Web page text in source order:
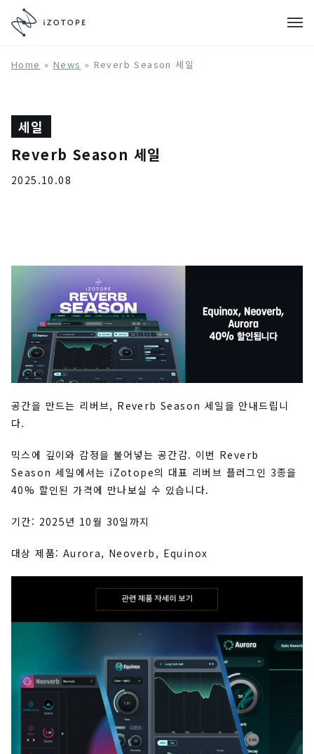
Home » News » Reverb Season 세일
세일
Reverb Season 세일
2025.10.08
공간을 만드는 리버브, Reverb Season 세일을 안내드립니
다.
믹스에 깊이와 감정을 불어넣는 공간감. 이번 Reverb
Season 세일에서는 iZotope의 대표 리버브 플러그인 3종을
40% 할인된 가격에 만나보실 수 있습니다.
기간: 2025년 10월 30일까지
대상 제품: Aurora, Neoverb, Equinox